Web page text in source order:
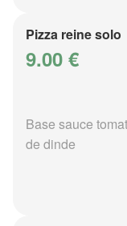
Pizza reine solo
9.00 €
Base sauce
de dinde